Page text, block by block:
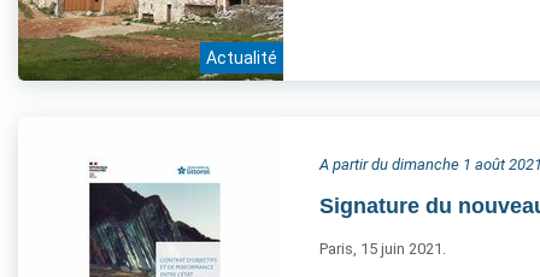
Actualité
A partir du dimanche 1 août
Signature du
Paris, 15 juin 2021.